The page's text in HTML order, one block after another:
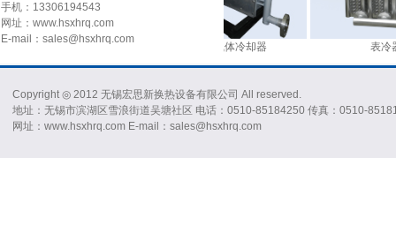
手机：13306194543
网址：www.hsxhrq.com
E-mail：sales@hsxhrq.com
压缩气体冷却器 压缩气体冷却器 表冷器
Copyright ◎ 2012 无锡宏思新换热设备有限公司 All reserved.
地址：无锡市滨湖区雪浪街道吴塘社区 电话：0510-85184250 传真：0510-
网址：www.hsxhrq.com E-mail：sales@hsxhrq.com